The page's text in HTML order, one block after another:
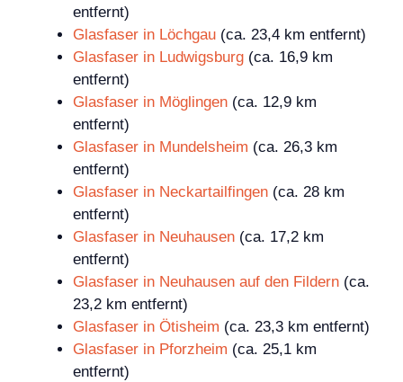
entfernt)
Glasfaser in Löchgau (ca. 23,4 km entfernt)
Glasfaser in Ludwigsburg (ca. 16,9 km
entfernt)
Glasfaser in Möglingen (ca. 12,9 km
entfernt)
Glasfaser in Mundelsheim (ca. 26,3 km
entfernt)
Glasfaser in Neckartailfingen (ca. 28 km
entfernt)
Glasfaser in Neuhausen (ca. 17,2 km
entfernt)
Glasfaser in Neuhausen auf den Fildern (ca.
23,2 km entfernt)
Glasfaser in Ötisheim (ca. 23,3 km entfernt)
Glasfaser in Pforzheim (ca. 25,1 km
entfernt)